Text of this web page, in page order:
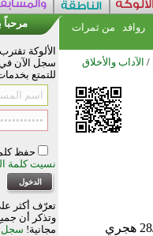
روافد
من ثمرات
/ الآداب والأخلاق
الألوكة
سجل الآن في
للتمتع
حفظ
نسيت كلمة
تعرّف أكثر
وتذكر أن
مجانية! سجل